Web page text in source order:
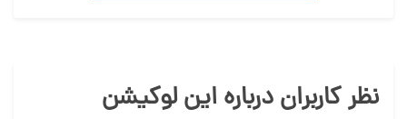
نظر کاربران درباره این لوکیشن